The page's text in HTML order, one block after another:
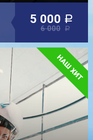
5 000 a
6 000 a